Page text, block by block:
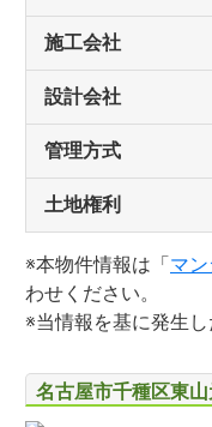
施工会社
設計会社
管理方式
土地権利
※本物件情報は「 マ
わせください。
※当情報を基に発生
名古屋市千種区東